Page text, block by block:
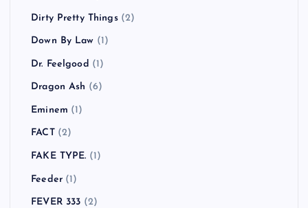
Dirty Pretty Things(2)
Down By Law (1)
Dr. Feelgood (1)
Dragon Ash (6)
Eminem (1)
FACT(2)
FAKE TYPE. (1)
Feeder(1)
FEVER 333 (2)